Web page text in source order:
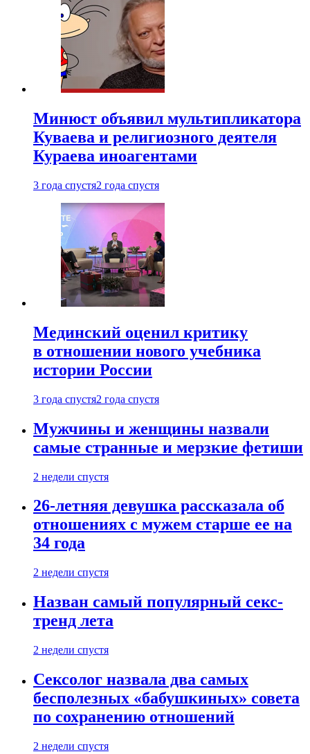
Минюст объявил мультипликатора
Куваева и религиозного деятеля
Кураева иноагентами
3 года спустя2 года спустя
Мединский оценил критику
в отношении нового учебника
истории России
3 года спустя2 года спустя
Мужчины и женщины назвали
самые странные и мерзкие фетиши
2 недели спустя
26-летняя девушка рассказала об
отношениях с мужем старше ее на
34 года
2 недели спустя
Назван самый популярный секс-
тренд лета
2 недели спустя
Сексолог назвала два самых
бесполезных «бабушкиных» совета
по сохранению отношений
2 недели спустя